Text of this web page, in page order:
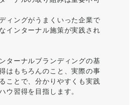
ィングがうまくいった企業で
インターナル施策が実践され
ターナルブランディングの基
はもちろんのこと、実際の事
ことで、分かりやすくも実践
ウ習得を目指します。